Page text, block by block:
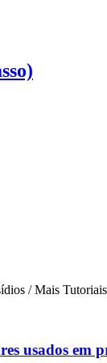
usados em